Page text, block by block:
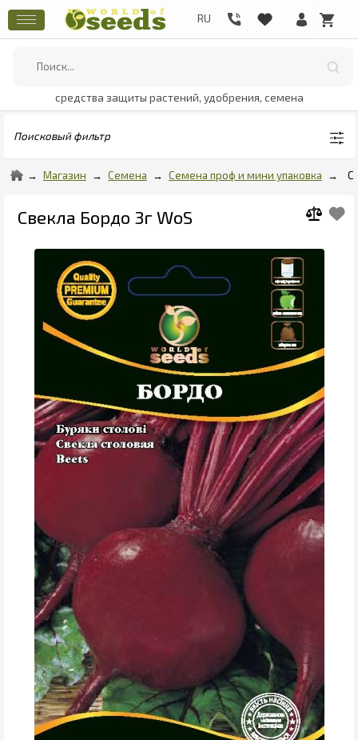
средства защиты растений, удобрения, семена
Поисковый фильтр
Магазин Семена Семена проф и мини упаковка
Свекла Бордо 3г WoS